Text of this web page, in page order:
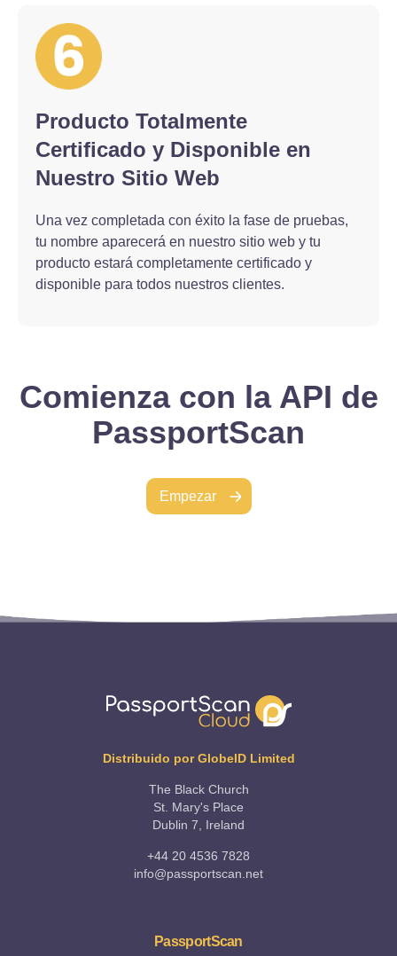
Producto Totalmente
Certificado y Disponible en
Nuestro Sitio Web
Una vez completada con éxito la fase de pruebas,
tu nombre aparecerá en nuestro sitio web y tu
producto estará completamente certificado y
disponible para todos nuestros clientes.
Comienza con la API de
PassportScan
Empezar
Distribuido por GlobeID Limited
The Black Church
St. Mary's Place
Dublin 7, Ireland
+44 20 4536 7828
info@passportscan.net
PassportScan